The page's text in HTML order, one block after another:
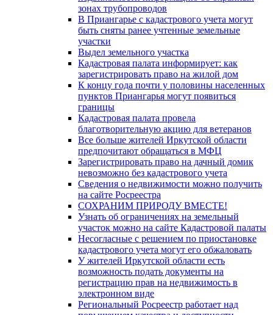
зонах трубопроводов
В Приангарье с кадастрового учета могут
быть сняты ранее учтенные земельные
участки
Выдел земельного участка
Кадастровая палата информирует: как
зарегистрировать право на жилой дом
К концу года почти у половины населенных
пунктов Приангарья могут появиться
границы
Кадастровая палата провела
благотворительную акцию для ветеранов
Все больше жителей Иркутской области
предпочитают обращаться в МФЦ
Зарегистрировать право на дачный домик
невозможно без кадастрового учета
Сведения о недвижимости можно получить
на сайте Росреестра
СОХРАНИМ ПРИРОДУ ВМЕСТЕ!
Узнать об ограничениях на земельный
участок можно на сайте Кадастровой палаты
Несогласные с решением по приостановке
кадастрового учета могут его обжаловать
У жителей Иркутской области есть
возможность подать документы на
регистрацию прав на недвижимость в
электронном виде
Региональный Росреестр работает над